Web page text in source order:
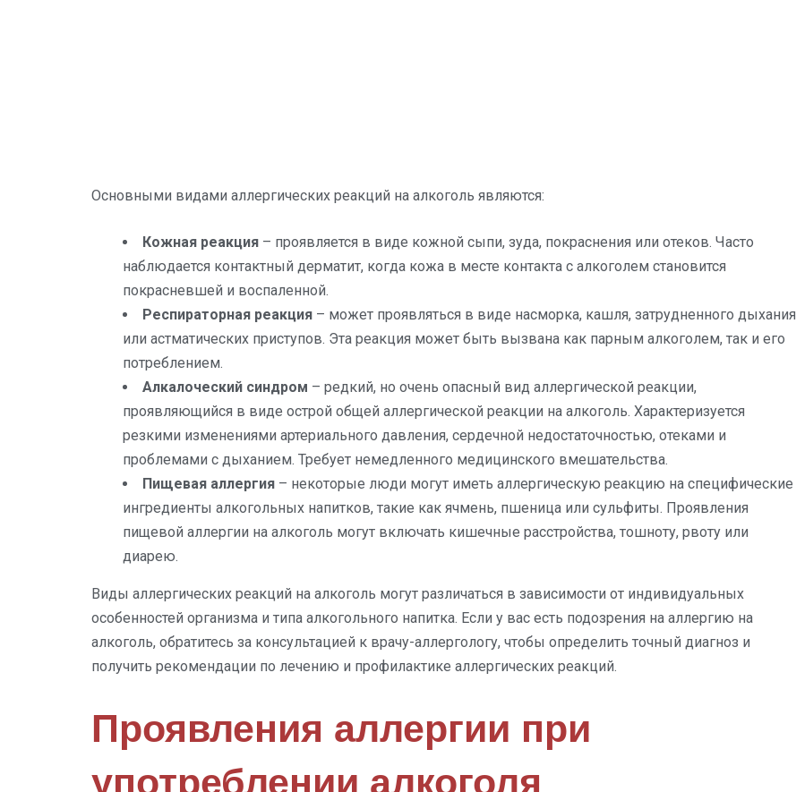
Основными видами аллергических реакций на алкоголь являются:
Кожная реакция – проявляется в виде кожной сыпи, зуда, покраснения или отеков. Часто
наблюдается контактный дерматит, когда кожа в месте контакта с алкоголем становится
покрасневшей и воспаленной.
Респираторная реакция – может проявляться в виде насморка, кашля, затрудненного дыхания
или астматических приступов. Эта реакция может быть вызвана как парным алкоголем, так и его
потреблением.
Алкалоческий синдром – редкий, но очень опасный вид аллергической реакции,
проявляющийся в виде острой общей аллергической реакции на алкоголь. Характеризуется
резкими изменениями артериального давления, сердечной недостаточностью, отеками и
проблемами с дыханием. Требует немедленного медицинского вмешательства.
Пищевая аллергия – некоторые люди могут иметь аллергическую реакцию на специфические
ингредиенты алкогольных напитков, такие как ячмень, пшеница или сульфиты. Проявления
пищевой аллергии на алкоголь могут включать кишечные расстройства, тошноту, рвоту или
диарею.
Виды аллергических реакций на алкоголь могут различаться в зависимости от индивидуальных
особенностей организма и типа алкогольного напитка. Если у вас есть подозрения на аллергию на
алкоголь, обратитесь за консультацией к врачу-аллергологу, чтобы определить точный диагноз и
получить рекомендации по лечению и профилактике аллергических реакций.
Проявления аллергии при
употреблении алкоголя